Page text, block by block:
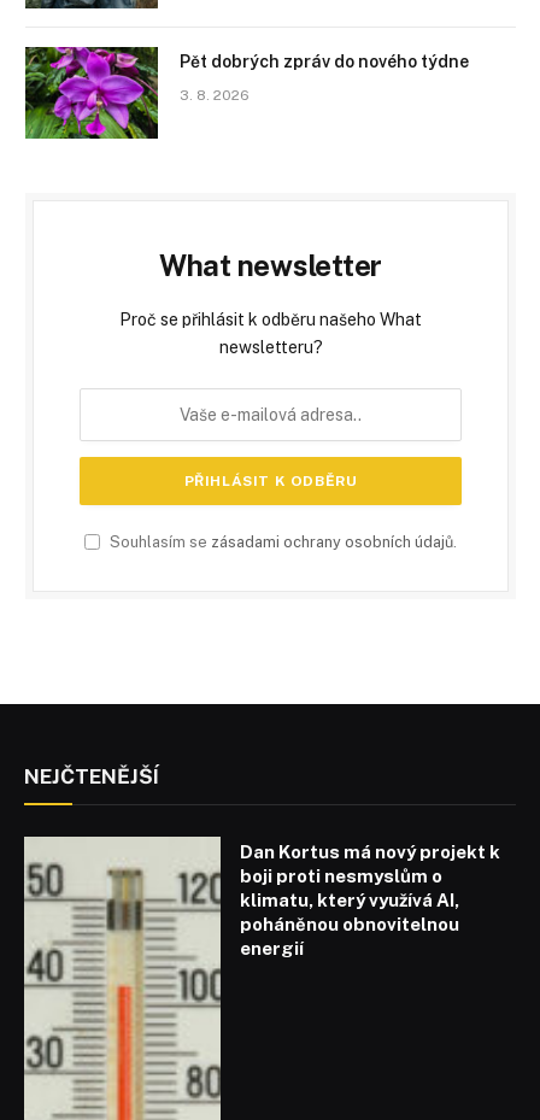
Pět dobrých zpráv do nového týdne
3. 8. 2026
What newsletter
Proč se přihlásit k odběru našeho What
newsletteru?
Souhlasím se zásadami ochrany osobních údajů.
NEJČTENĚJŠÍ
Dan Kortus má nový projekt k
boji proti nesmyslům o
klimatu, který využívá AI,
poháněnou obnovitelnou
energií